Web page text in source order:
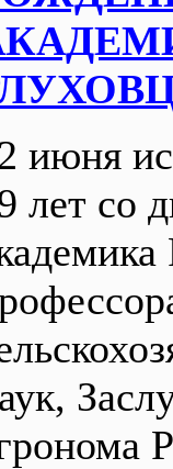
июня
лет со